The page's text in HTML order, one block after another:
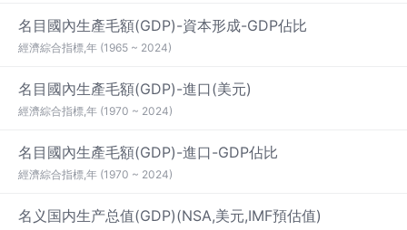
名目國內生產毛額(GDP)-資本形成-GDP佔比
經濟綜合指標,年 (1965 ~ 2024)
名目國內生產毛額(GDP)-進口(美元)
經濟綜合指標,年 (1970 ~ 2024)
名目國內生產毛額(GDP)-進口-GDP佔比
經濟綜合指標,年 (1970 ~ 2024)
名义国内生产总值(GDP)(NSA,美元,IMF預估值)